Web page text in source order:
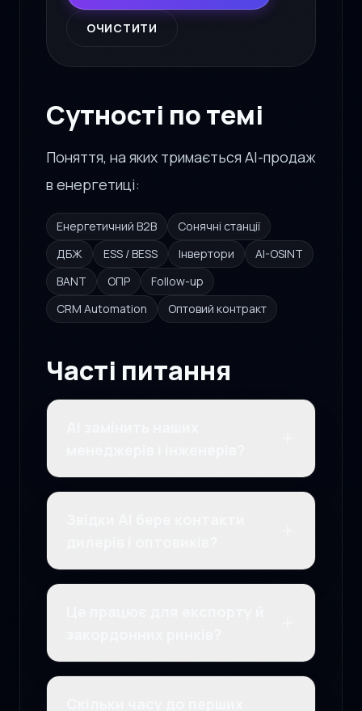
ОЧИСТИТИ
Сутності по темі
Поняття, на яких тримається AI-продаж
в енергетиці:
Енергетичний B2B
Сонячні станції
ДБЖ
ESS / BESS Інвертори
AI-OSINT
BANT
ОПР
Follow-up
CRM Automation
Оптовий контракт
Часті питання